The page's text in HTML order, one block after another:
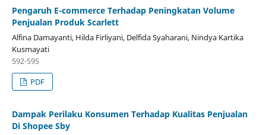
Pengaruh E-commerce Terhadap Peningkatan Volume
Penjualan Produk Scarlett
Alfina Damayanti, Hilda Firliyani, Delfida Syaharani, Nindya Kartika
Kusmayati
592-595
PDF
Dampak Perilaku Konsumen Terhadap Kualitas Penjualan
Di Shopee Sby